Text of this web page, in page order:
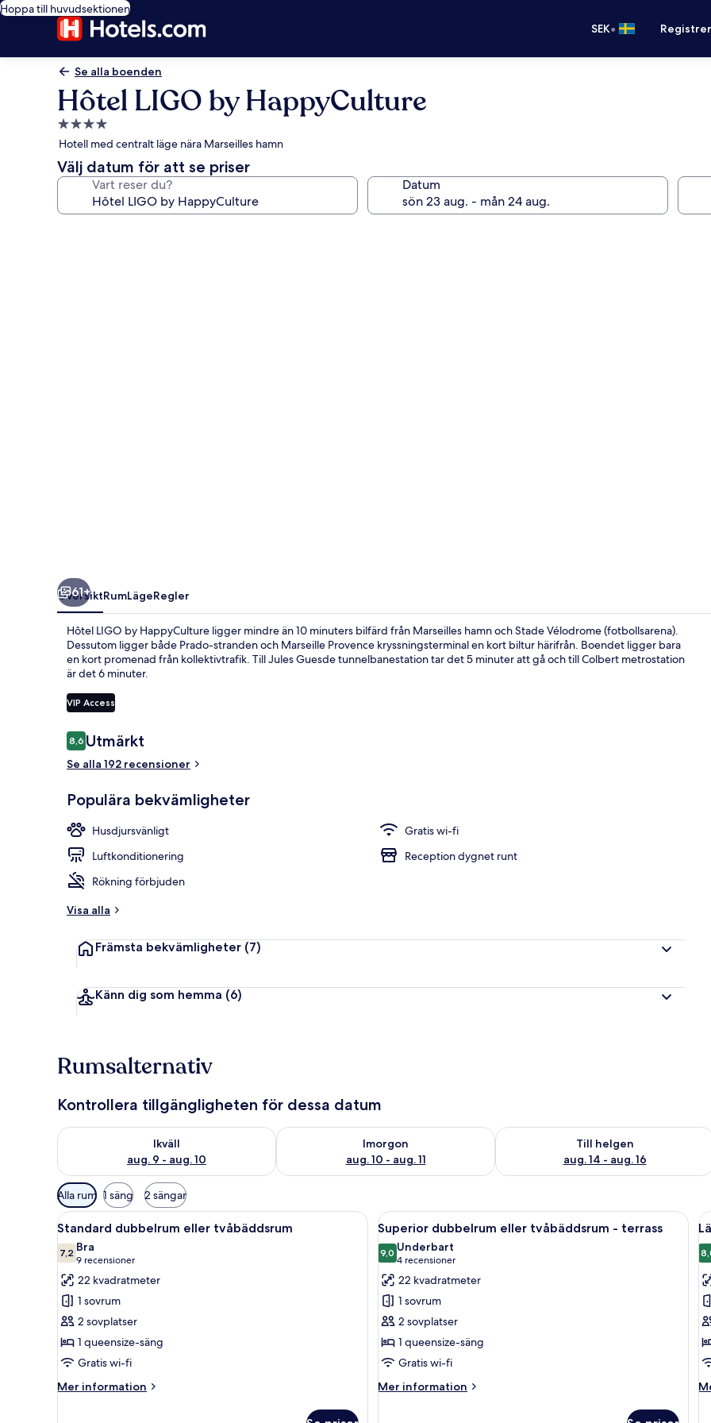
Hoppa till huvudsektionen
SEK•
Se alla boenden
Hôtel LIGO by HappyCulture
4.0-
stjärnigt
boende
Hotell med centralt läge nära Marseilles hamn
Välj datum för att se priser
Vart reser du? Datum
Lägenhet |
61+
ÖversiktRumLägeRegler
Hôtel LIGO by HappyCulture ligger mindre än 10 minuters bilfärd från Marseilles hamn och Stade Vélodrome (fotbollsarena).
Dessutom ligger både Prado-stranden och Marseille Provence kryssningsterminal en kort biltur härifrån. Boendet ligger bara
en kort promenad från kollektivtrafik. Till Jules Guesde tunnelbanestation tar det 5 minuter att gå och till Colbert metrostation
är det 6 minuter.
VIP Access
Recensioner
8,68,6 av 10,
Utmärkt
Se alla 192 recensioner
Populära bekvämligheter
Husdjursvänligt
Gratis wi-fi
Luftkonditionering
Reception dygnet runt
Rökning förbjuden
Visa alla
Främsta bekvämligheter (7)
Känn dig som hemma (6)
Rumsalternativ
Kontrollera tillgängligheten för dessa datum
Ikväll
aug. 9 - aug. 10
Kontrollera tillgängligheten för ikväll aug. 9 - aug. 10
Imorgon
aug. 10 - aug. 11
Kontrollera tillgängligheten för imorgon aug. 10 - aug. 11
Till helgen
aug. 14 - aug. 16
Kontrollera tillgängligheten för den
Tillgängliga
filter
för
rum
Alla rum 1 säng 2 sängar
Öppna
alla
foton
för
Standard
dubbelrum
eller
tvåbäddsrum
Ett hotellrum med en säng, en dörr och konstverk som hänger på väggen.
9
Standard dubbelrum eller tvåbäddsrum
7,27,2 av 10
Bra
9 recensioner
(9 recensioner)
22 kvadratmeter
1 sovrum
2 sovplatser
1 queensize-säng
Gratis wi-fi
Mer information
Mer
Öppna
alla
foton
för
Superior
dubbelrum
eller
tvåbäddsrum
-
terrass
Ett hotellrum med en säng, en
9
Superior dubbelrum eller tvåbäddsrum - terrass
9,09,0 av 10
Underbart
4 recensioner
(4 recensioner)
22 kvadratmeter
1 sovrum
2 sovplatser
1 queensize-säng
Gratis wi-fi
Mer information
Mer